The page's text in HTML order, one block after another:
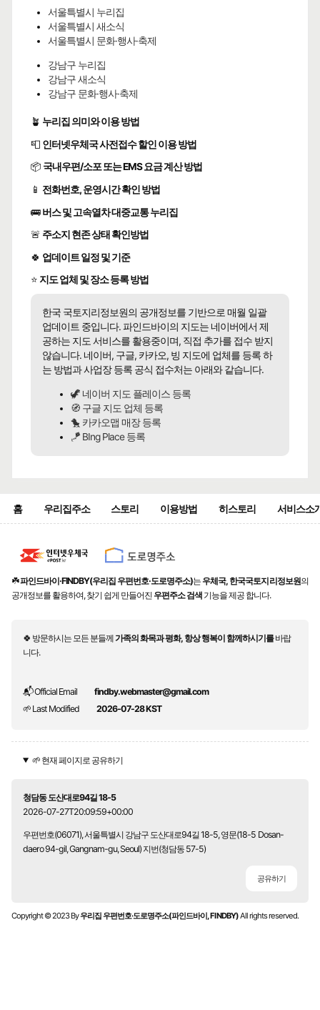
서울특별시 누리집
서울특별시 새소식
서울특별시 문화·행사·축제
강남구 누리집
강남구 새소식
강남구 문화·행사·축제
🪴 누리집 의미와 이용 방법
📮 인터넷우체국 사전접수 할인 이용 방법
📦 국내우편/소포 또는 EMS 요금 계산 방법
📱 전화번호, 운영시간 확인 방법
🚌버스 및 고속열차 대중교통 누리집
🚨 주소지 현존 상태 확인방법
🍀 업데이트 일정 및 기준
⭐ 지도 업체 및 장소 등록 방법
한국 국토지리정보원의 공개정보를 기반으로 매월 일괄
업데이트 중입니다. 파인드바이의 지도는 네이버에서 제
공하는 지도 서비스를 활용중이며, 직접 추가를 접수 받지
않습니다. 네이버, 구글, 카카오, 빙 지도에 업체를 등록 하
는 방법과 사업장 등록 공식 접수처는 아래와 같습니다.
🦖 네이버 지도 플레이스 등록
🧭 구글 지도 업체 등록
🐤 카카오맵 매장 등록
🪁 BIng Place 등록
홈 우리집주소 스토리 이용방법 히스토리 서비스소
☘️파인드바이·FINDBY(우리집 우편번호·도로명주소)는 우체국, 한국국토지리정보원의
공개정보를 활용하여, 찾기 쉽게 만들어진 우편주소 검색 기능을 제공 합니다.
🍀 방문하시는 모든 분들께가족의 화목과 평화, 항상 행복이 함께하시기를바랍
니다.
📬 Official Email
findby.webmaster@gmail.com
🌱 Last Modified
2026-07-28 KST
🌱 현재 페이지로 공유하기
청담동 도산대로94길 18-5
2026-07-27T20:09:59+00:00
우편번호(06071), 서울특별시 강남구 도산대로94길 18-5, 영문(18-5 Dosan-
daero 94-gil, Gangnam-gu, Seoul) 지번(청담동 57-5)
공유하기
Copyright © 2023 By우리집 우편번호·도로명주소(파인드바이, FINDBY)All rights reserved.